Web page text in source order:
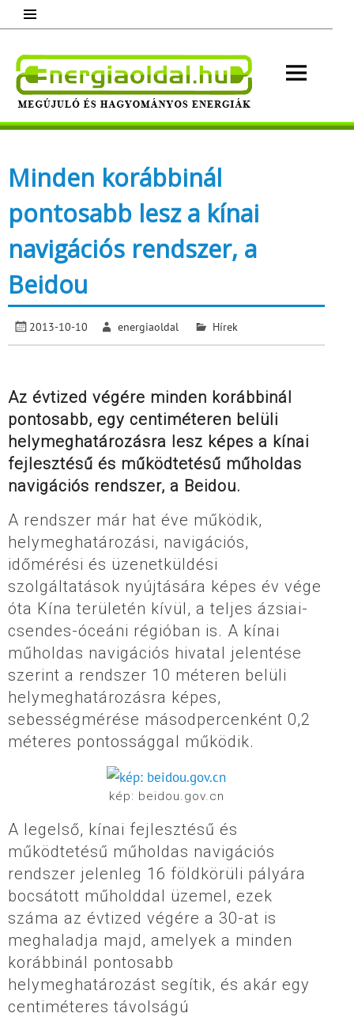
content
Megújuló és hagyományos energiák.
Minden korábbinál
pontosabb lesz a kínai
navigációs rendszer, a
Beidou
2013-10-10 energiaoldal Hírek
Az évtized végére minden korábbinál
pontosabb, egy centiméteren belüli
helymeghatározásra lesz képes a kínai
fejlesztésű és működtetésű műholdas
navigációs rendszer, a Beidou.
A rendszer már hat éve működik,
helymeghatározási, navigációs,
időmérési és üzenetküldési
szolgáltatások nyújtására képes év vége
óta Kína területén kívül, a teljes ázsiai-
csendes-óceáni régióban is. A kínai
műholdas navigációs hivatal jelentése
szerint a rendszer 10 méteren belüli
helymeghatározásra képes,
sebességmérése másodpercenként 0,2
méteres pontossággal működik.
kép: beidou.gov.cn
A legelső, kínai fejlesztésű és
működtetésű műholdas navigációs
rendszer jelenleg 16 földkörüli pályára
bocsátott műholddal üzemel, ezek
száma az évtized végére a 30-at is
meghaladja majd, amelyek a minden
korábbinál pontosabb
helymeghatározást segítik, és akár egy
centiméteres távolságú